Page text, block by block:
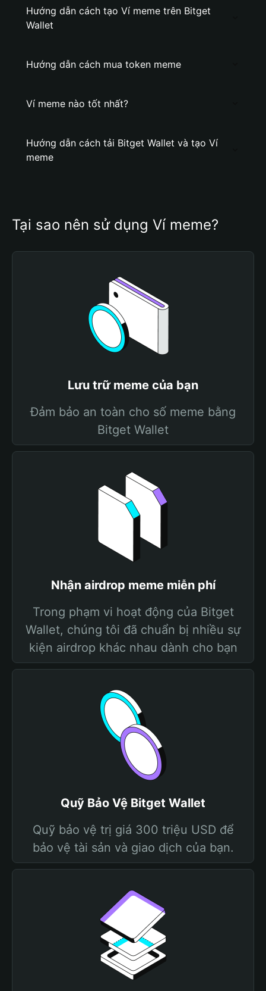
Hướng dẫn cách tạo Ví meme trên Bitget
Wallet
Hướng dẫn cách mua token meme
Ví meme nào tốt nhất?
Hướng dẫn cách tải Bitget Wallet và tạo Ví
meme
Tại sao nên sử dụng Ví meme?
Lưu trữ meme của bạn
Đảm bảo an toàn cho số meme bằng
Bitget Wallet
Nhận airdrop meme miễn phí
Trong phạm vi hoạt động của Bitget
Wallet, chúng tôi đã chuẩn bị nhiều sự
kiện airdrop khác nhau dành cho bạn
Quỹ Bảo Vệ Bitget Wallet
Quỹ bảo vệ trị giá 300 triệu USD để
bảo vệ tài sản và giao dịch của bạn.